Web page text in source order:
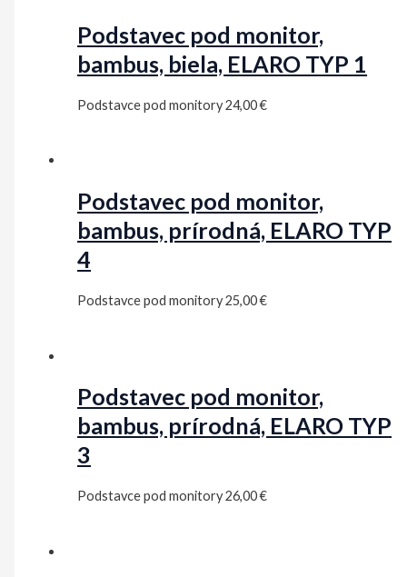
Podstavec pod monitor,
bambus, biela, ELARO TYP 1
Podstavce pod monitory24,00€
Podstavec pod monitor,
bambus, prírodná, ELARO TYP
4
Podstavce pod monitory25,00€
Podstavec pod monitor,
bambus, prírodná, ELARO TYP
3
Podstavce pod monitory26,00€